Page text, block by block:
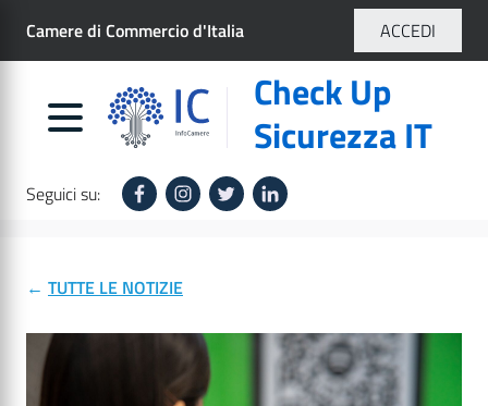
contenuto
Camere di Commercio d'Italia ACCEDI
Check Up
Sicurezza IT
Seguici su:
← TUTTE LE NOTIZIE